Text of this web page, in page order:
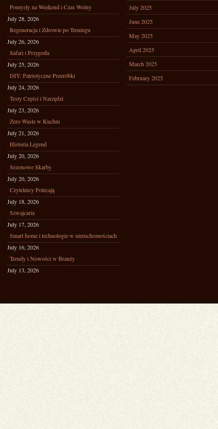
Pomysły na Weekend i Czas Wolny
July 28, 2026
Regeneracja i Zdrowie po Treningu
July 26, 2026
Safari i Przygoda
July 25, 2026
DIY: Patriotyczne Przeróbki
July 24, 2026
Testy Części i Narzędzi
July 23, 2026
Zero Waste w Kuchni
July 21, 2026
Historia Legend
July 20, 2026
Sezonowe Skarby
July 20, 2026
Czytelnicy Polecają
July 18, 2026
Szwajcaria
July 17, 2026
Smart home i technologie w nieruchomościach
July 16, 2026
Trendy i Nowości w Branży
July 13, 2026
July 2025
June 2025
May 2025
April 2025
March 2025
February 2025